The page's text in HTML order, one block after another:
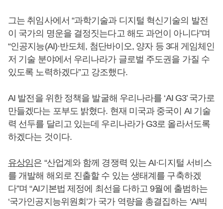
그는 취임사에서 “과학기술과 디지털 혁신기술의 발전
이 국가의 명운을 결정짓는다고 해도 과언이 아니다”며
“인공지능(AI)·반도체, 첨단바이오, 양자 등 3대 게임체인
저 기술 분야에서 우리나라가 글로벌 주도권을 가질 수
있도록 노력하겠다”고 강조했다.
AI 발전을 위한 정책을 발굴해 우리나라를 ‘AI G3’ 국가로
만들겠다는 포부도 밝혔다. 현재 미국과 중국이 AI 기술
력 선두를 달리고 있는데 우리나라가 G3로 올라서도록
하겠다는 것이다.
유상임은 “산업계와 함께 경쟁력 있는 AI·디지털 서비스
를 개발해 해외로 진출할 수 있는 생태계를 구축하겠
다”며 “AI기본법 제정에 최선을 다하고 9월에 출범하는
‘국가인공지능위원회’가 국가 역량을 총결집하는 ‘AI빅